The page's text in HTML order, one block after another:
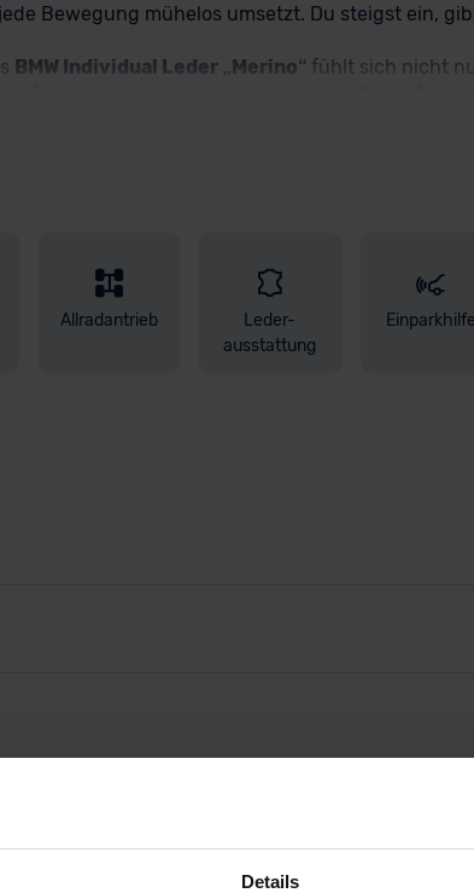
Details
Bewegung mühelos umsetzt. Du steigst ein,
BMW Individual Leder „Merino“ fühlt sich nicht
wirklich anfühlen kann – klar, kraftvoll,
und sichere Dir Deinen neuen
Allradantrieb
Leder-
ausstattung
Einparkhilfe